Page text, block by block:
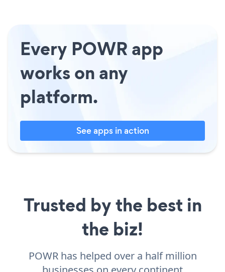
Every POWR app
works on any
platform.
See apps in action
Trusted by the best in
the biz!
POWR has helped over a half million